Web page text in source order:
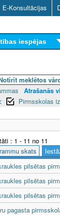
Skip
to
main
content
E-Konsultācijas
iespējas
meklētos
Atrašanās
Pirmsskolas
: 1 - 11 no 11
skats
pilsētas
pilsētas
pilsētas
pagasta